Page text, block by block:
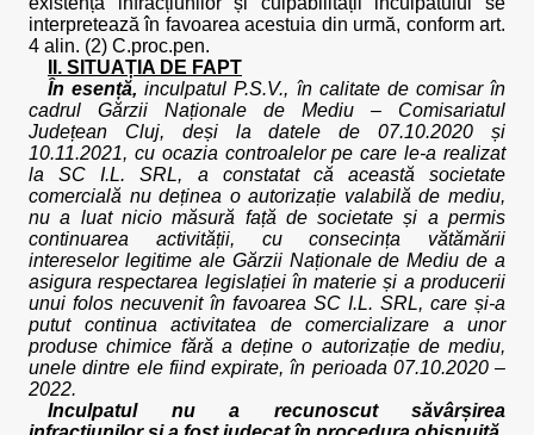
interpretează în favoarea acestuia din urmă, conform art.
4 alin. (2) C.proc.pen.
II. SITUAȚIA DE FAPT
În esență, inculpatul P.S.V., în calitate de comisar în
cadrul Gărzii Naționale de Mediu – Comisariatul
Județean Cluj, deși la datele de 07.10.2020 și
10.11.2021, cu ocazia controalelor pe care le-a realizat
la SC I.L. SRL, a constatat că această societate
comercială nu deținea o autorizație valabilă de mediu,
nu a luat nicio măsură față de societate și a permis
continuarea activității, cu consecința vătămării
intereselor legitime ale Gărzii Naționale de Mediu de a
asigura respectarea legislației în materie și a producerii
unui folos necuvenit în favoarea SC I.L. SRL, care și-a
putut continua activitatea de comercializare a unor
produse chimice fără a deține o autorizație de mediu,
unele dintre ele fiind expirate, în perioada 07.10.2020 –
2022.
Inculpatul nu a recunoscut săvârșirea